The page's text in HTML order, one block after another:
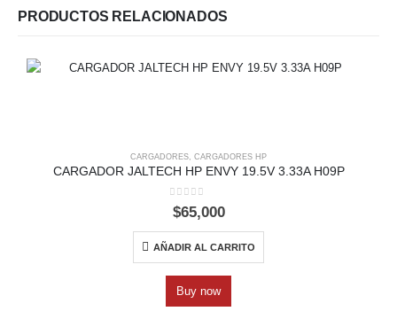
PRODUCTOS RELACIONADOS
CARGADORES, CARGADORES HP
CARGADOR JALTECH HP ENVY 19.5V 3.33A H09P
0out of 5
$65,000
AÑADIR AL CARRITO
Buy now